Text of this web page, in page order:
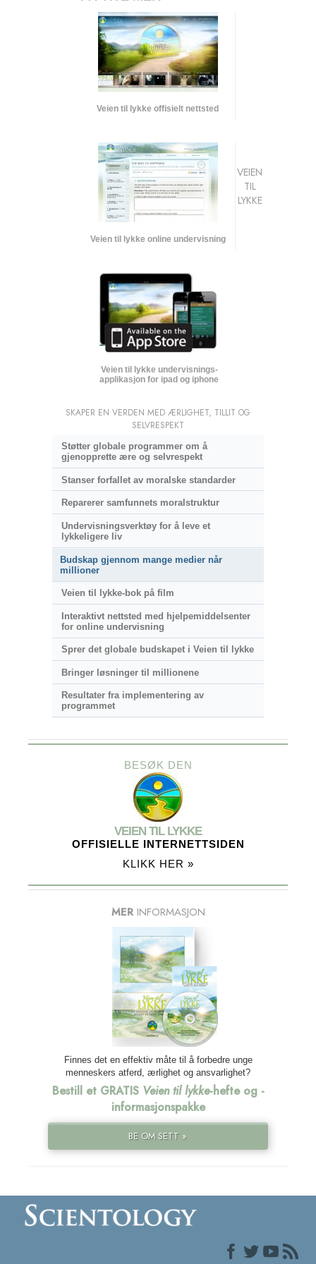
Veien til lykke offisielt nettsted
Veien til lykke online undervisning
Veien til lykke undervisnings­
applikasjon for ipad og iphone
VEIEN
TIL
LYKKE
SKAPER EN VERDEN MED ÆRLIGHET, TILLIT OG
SELVRESPEKT
Støtter globale programmer om å
gjenopprette ære og selvrespekt
Stanser forfallet av moralske standarder
Reparerer samfunnets moralstruktur
Undervisningsverktøy for å leve et
lykkeligere liv
Budskap gjennom mange medier når
millioner
Veien til lykke-bok på film
Interaktivt nettsted med hjelpemiddelsenter
for online undervisning
Sprer det globale budskapet i Veien til lykke
Bringer løsninger til millionene
Resultater fra implementering av
programmet
BESØK DEN
VEIEN TIL LYKKE
OFFISIELLE INTERNETTSIDEN
KLIKK HER »
MER INFORMASJON
Finnes det en effektiv måte til å forbedre unge
menneskers atferd, ærlighet og ansvarlighet?
Bestill et GRATIS Veien til lykke-hefte og -
informasjonspakke
BE OM SETT »